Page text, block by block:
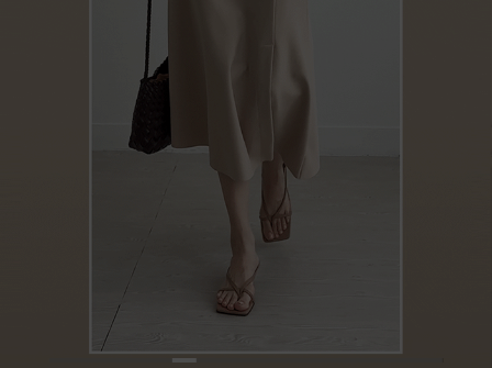
1+1 기획세트